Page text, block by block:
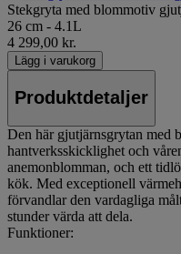
Stekgryta med blommotiv
26 cm - 4.1L
4 299,00 kr.
Lägg i varukorg
Produktdetaljer
Den här gjutjärnsgrytan med
hantverksskicklighet och
anemonblomman, och ett
kök. Med exceptionell
förvandlar den vardagliga
stunder värda att dela.
Funktioner: